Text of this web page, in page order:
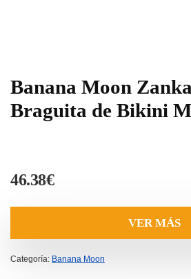
Banana Moon
Braguita de Bikini
46.38€
VER MÁS
Categoría: Banana Moon